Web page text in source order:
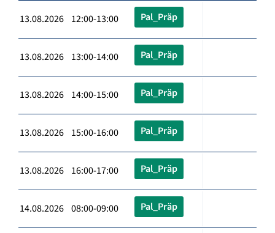
13.08.2026 12:00-13:00 Pal_Präp
13.08.2026 13:00-14:00 Pal_Präp
13.08.2026 14:00-15:00 Pal_Präp
13.08.2026 15:00-16:00 Pal_Präp
13.08.2026 16:00-17:00 Pal_Präp
14.08.2026 08:00-09:00 Pal_Präp